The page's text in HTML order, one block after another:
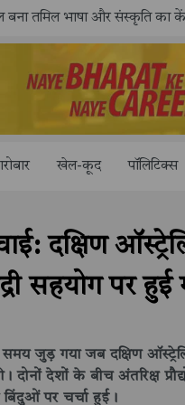
खेल-कूद पॉलिटिक्स
दक्षिण
सहयोग पर हुई
जुड़ गया जब दक्षिण
देशों के बीच अंतरिक्ष
पर चर्चा हुई।